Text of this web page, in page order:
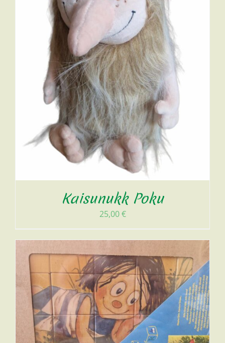
Kaisunukk Poku
25,00€